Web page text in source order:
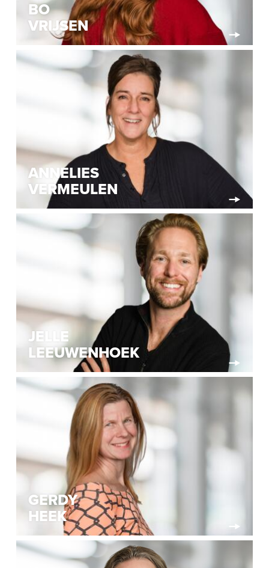
BO
VRIJSEN
ANNELIES
VERMEULEN
JELLE
LEEUWENHOEK
GERDY
HEEK